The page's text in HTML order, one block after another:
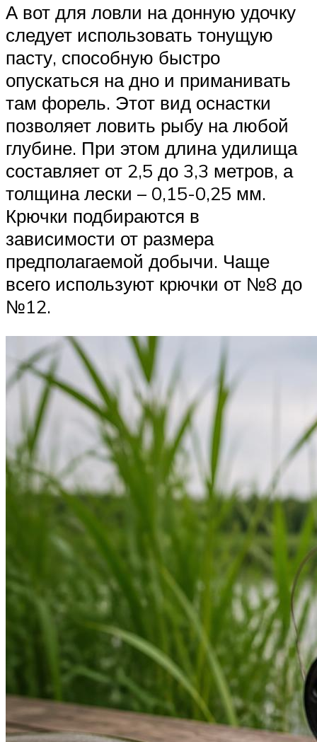
А вот для ловли на донную удочку
следует использовать тонущую
пасту, способную быстро
опускаться на дно и приманивать
там форель. Этот вид оснастки
позволяет ловить рыбу на любой
глубине. При этом длина удилища
составляет от 2,5 до 3,3 метров, а
толщина лески – 0,15-0,25 мм.
Крючки подбираются в
зависимости от размера
предполагаемой добычи. Чаще
всего используют крючки от №8 до
№12.